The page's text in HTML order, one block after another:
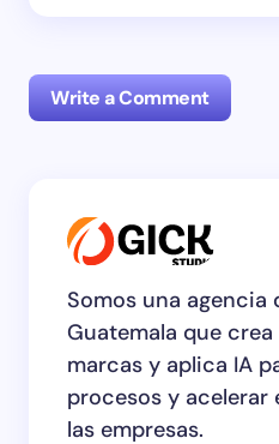
Write a Comment
Tu dirección de correo
Los campos obligatorios
Name *
Email *
Somos una agencia
Guatemala que
marcas y aplica IA
procesos y
las empresas.